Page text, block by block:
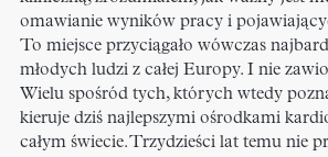
omawianie wyników pracy i
To miejsce przyciągało wówczas
młodych ludzi z całej Europy. I nie
Wielu spośród tych, których wtedy
kieruje dziś najlepszymi ośrodkami
całym świecie. Trzydzieści lat temu nie